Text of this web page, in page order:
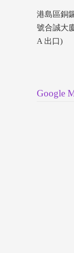
港島區銅
號合誠大
A 出口)
Google